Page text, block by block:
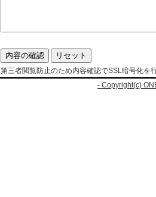
第三者閲覧防止のため内容確認でSSL暗号化を
- Copyright(c)